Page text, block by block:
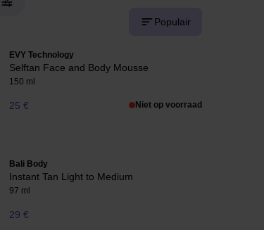
Populair
EVY Technology
Selftan Face and Body Mousse
150 ml
25 € Niet op voorraad
Bali Body
Instant Tan Light to Medium
97 ml
29 €